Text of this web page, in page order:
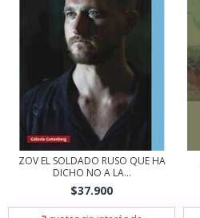
ZOV EL SOLDADO RUSO QUE HA
DICHO NO A LA...
$37.900